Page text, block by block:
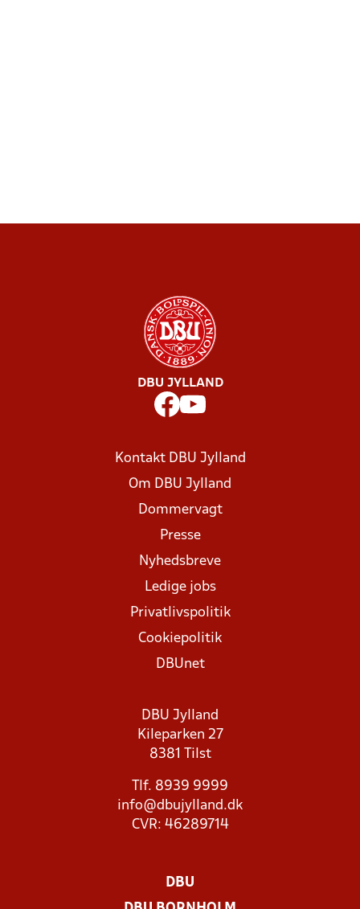
DBU JYLLAND
Kontakt DBU Jylland
Om DBU Jylland
Dommervagt
Presse
Nyhedsbreve
Ledige jobs
Privatlivspolitik
Cookiepolitik
DBUnet
DBU Jylland
Kileparken 27
8381 Tilst
Tlf. 8939 9999
info@dbujylland.dk
CVR: 46289714
DBU